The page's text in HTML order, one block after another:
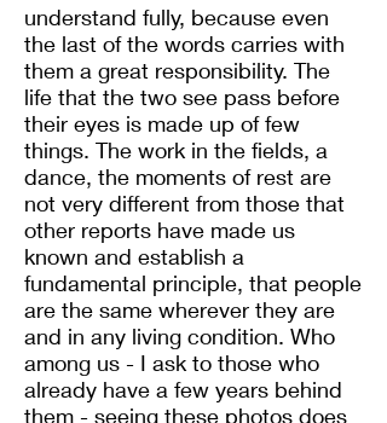
understand fully, because even
the last of the words carries with
them a great responsibility. The
life that the two see pass before
their eyes is made up of few
things. The work in the fields, a
dance, the moments of rest are
not very different from those that
other reports have made us
known and establish a
fundamental principle, that people
are the same wherever they are
and in any living condition. Who
among us - I ask to those who
already have a few years behind
them - seeing these photos does